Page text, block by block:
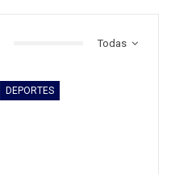
Todas
DEPORTES